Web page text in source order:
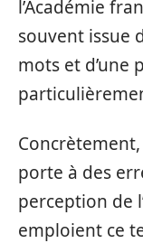
l’Académie
souvent issue
mots et
porte à des
perception de
emploient ce